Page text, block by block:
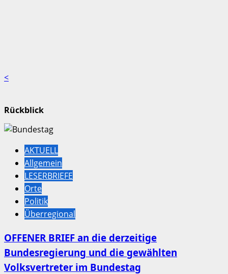
<
Rückblick
AKTUELL
Allgemein
LESERBRIEFE
Orte
Politik
Überregional
OFFENER BRIEF an die derzeitige
Bundesregierung und die gewählten
Volksvertreter im Bundestag